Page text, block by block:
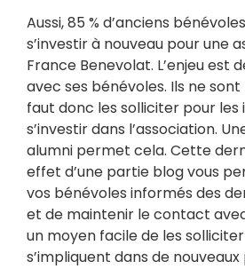
Aussi, 85 % d’anciens
s’investir à nouveau pour une
France Benevolat. L’enjeu est
avec ses bénévoles. Ils ne
faut donc les solliciter pour
s’investir dans l’association.
alumni permet cela. Cette
effet d’une partie blog vous
vos bénévoles informés des
et de maintenir le contact
un moyen facile de les solliciter
s’impliquent dans de